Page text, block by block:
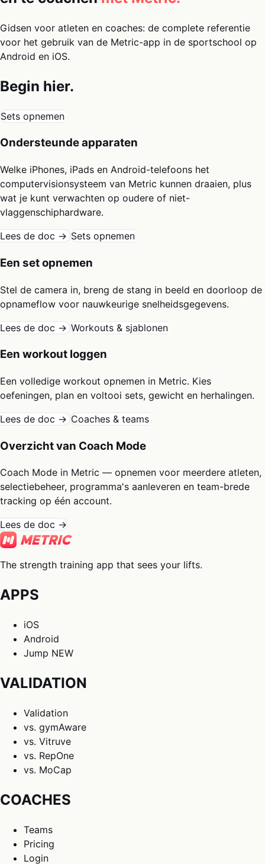
Gidsen voor atleten en coaches: de complete referentie
voor het gebruik van de Metric-app in de sportschool op
Android en iOS.
Begin hier.
Sets opnemen
Ondersteunde apparaten
Welke iPhones, iPads en Android-telefoons het
computervisionsysteem van Metric kunnen draaien, plus
wat je kunt verwachten op oudere of niet-
vlaggenschiphardware.
Lees de doc → Sets opnemen
Een set opnemen
Stel de camera in, breng de stang in beeld en doorloop de
opnameflow voor nauwkeurige snelheidsgegevens.
Lees de doc → Workouts & sjablonen
Een workout loggen
Een volledige workout opnemen in Metric. Kies
oefeningen, plan en voltooi sets, gewicht en herhalingen.
Lees de doc → Coaches & teams
Overzicht van Coach Mode
Coach Mode in Metric — opnemen voor meerdere atleten,
selectiebeheer, programma's aanleveren en team-brede
tracking op één account.
Lees de doc →
The strength training app that sees your lifts.
APPS
iOS
Android
Jump NEW
VALIDATION
Validation
vs. gymAware
vs. Vitruve
vs. RepOne
vs. MoCap
COACHES
Teams
Pricing
Login